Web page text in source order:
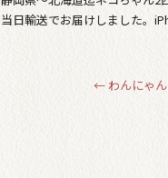
当日輸送でお届けしました。
←わんにゃ